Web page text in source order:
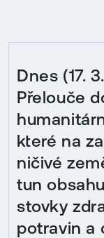
Dnes (17.
Přelouče
které na
ničivé
tun
stovky
potravin a